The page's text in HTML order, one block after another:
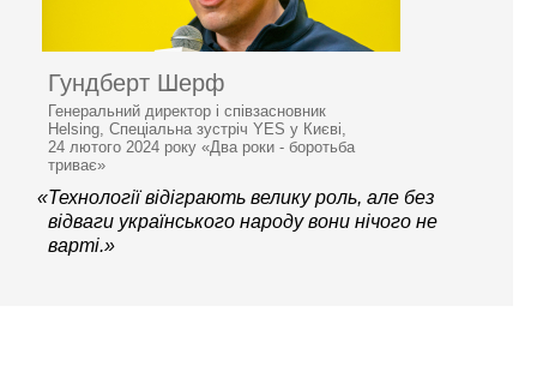
Гундберт Шерф
Генеральний директор і співзасновник
Helsing, Спеціальна зустріч YES у Києві,
24 лютого 2024 року «Два роки - боротьба
триває»
«Технології відіграють велику роль, але без
відваги українського народу вони нічого не
варті.»